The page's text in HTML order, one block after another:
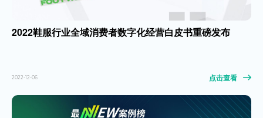
2022鞋服行业全域消费者数字化经营白皮书重磅发布
2022-12-06 点击查看